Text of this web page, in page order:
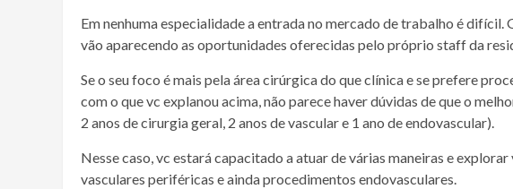
Em nenhuma especialidade a entrada no mercado de trabalho é difícil.
vão aparecendo as oportunidades oferecidas pelo próprio staff da
Se o seu foco é mais pela área cirúrgica do que clínica e se prefere
com o que vc explanou acima, não parece haver dúvidas de que o
2 anos de cirurgia geral, 2 anos de vascular e 1 ano de endovascular).
Nesse caso, vc estará capacitado a atuar de várias maneiras e
vasculares periféricas e ainda procedimentos endovasculares.